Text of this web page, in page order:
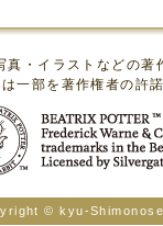
・イラストなどの
一部を著作権者の許
© kyu-